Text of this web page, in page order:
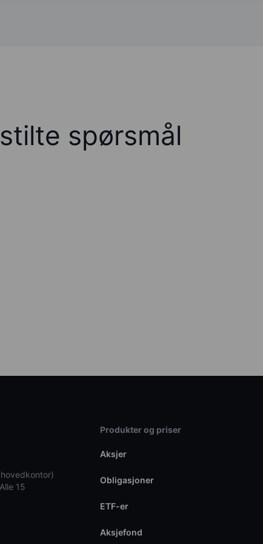
spørsmål
15
Produkter og priser
Aksjer
Obligasjoner
ETF-er
Aksjefond